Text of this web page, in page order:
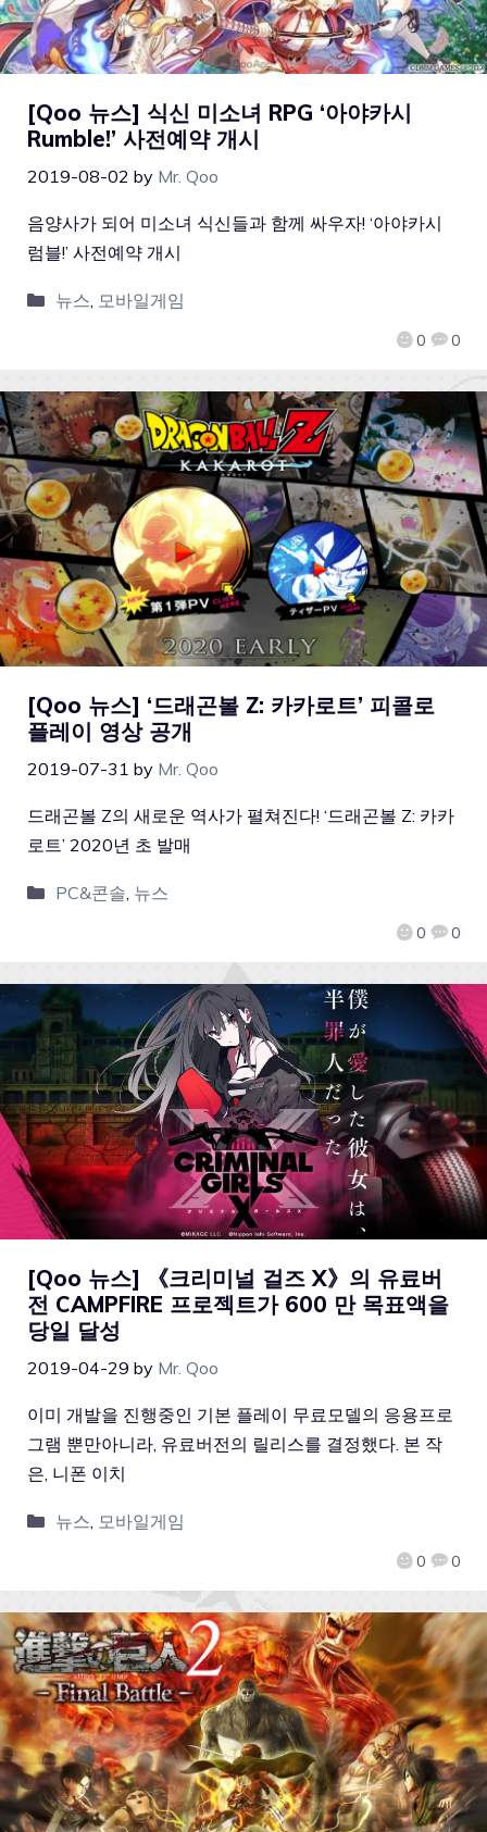
[Qoo 뉴스] 식신 미소녀 RPG ‘아야카시
Rumble!’ 사전예약 개시
2019-08-02 by Mr. Qoo
0 0
음양사가 되어 미소녀 식신들과 함께 싸우자! ‘아야카시
럼블!’ 사전예약 개시
뉴스, 모바일게임
[Qoo 뉴스] ‘드래곤볼 Z: 카카로트’ 피콜로
플레이 영상 공개
2019-07-31 by Mr. Qoo
0 0
드래곤볼 Z의 새로운 역사가 펼쳐진다! ‘드래곤볼 Z: 카카
로트’ 2020년 초 발매
PC&콘솔, 뉴스
[Qoo 뉴스] 《크리미널 걸즈 X》의 유료버
전 CAMPFIRE 프로젝트가 600 만 목표액을
당일 달성
2019-04-29 by Mr. Qoo
0 0
이미 개발을 진행중인 기본 플레이 무료모델의 응용프로
그램 뿐만아니라, 유료버전의 릴리스를 결정했다. 본 작
은, 니폰 이치
뉴스, 모바일게임